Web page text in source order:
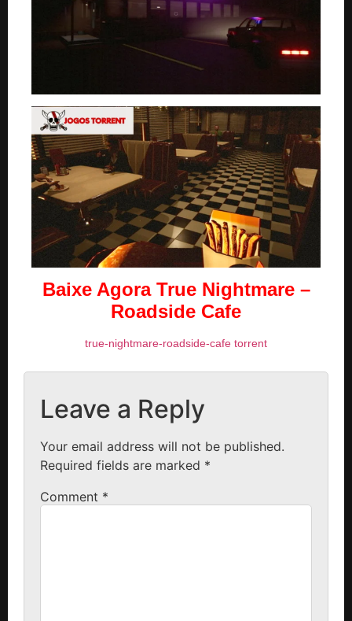
Baixe Agora True Nightmare –
Roadside Сafe
true-nightmare-roadside-сafe torrent
Leave a Reply
Your email address will not be published.
Required fields are marked *
Comment *